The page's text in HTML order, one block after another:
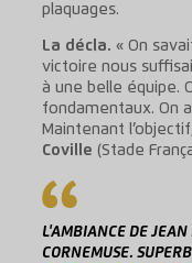
plaquages.
La décla. « On
victoire nous
à une belle équipe.
fondamentaux. On
Maintenant
Coville (Stade
L'AMBIANCE DE
CORNEMUSE.